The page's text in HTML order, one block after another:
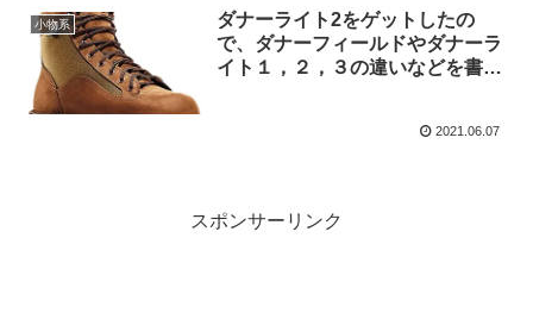
小物系
ダナーライト2をゲットしたの
で、ダナーフィールドやダナーラ
イト１，２，３の違いなどを書い
2021.06.07
スポンサーリンク